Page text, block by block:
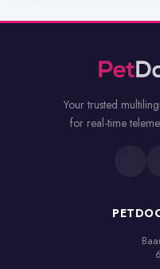
Your trusted
for real-time